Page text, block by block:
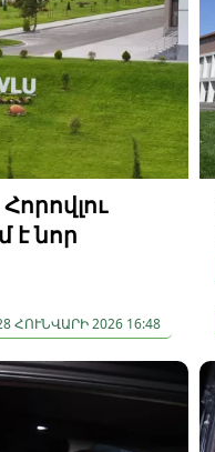
է նոր
ՀՈՒՆՎԱՐԻ 2026 16:48